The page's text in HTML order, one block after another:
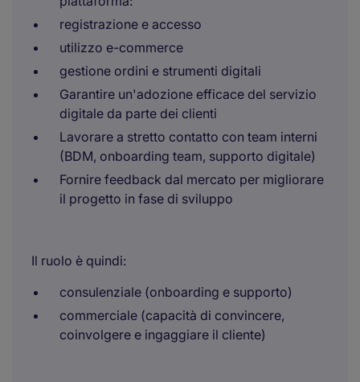
registrazione e accesso
utilizzo e-commerce
gestione ordini e strumenti digitali
Garantire un'adozione efficace del servizio
digitale da parte dei clienti
Lavorare a stretto contatto con team interni
(BDM, onboarding team, supporto digitale)
Fornire feedback dal mercato per migliorare
il progetto in fase di sviluppo
Il ruolo è quindi:
consulenziale (onboarding e supporto)
commerciale (capacità di convincere,
coinvolgere e ingaggiare il cliente)